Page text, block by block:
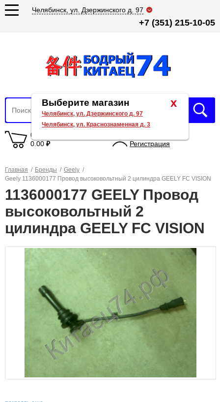
Челябинск, ул. Дзержинского д. 97
+7 (351) 215-10-05
0 товаров
0.00 ₽
Регистрация
Главная / Бренды / Geely /
Geely 1136000177 Провод высоковольтный 2 цилиндра GEELY FC VISION
1136000177 GEELY Провод
высоковольтный 2
цилиндра GEELY FC VISION
x
Выберите магазин
Челябинск, ул. Дзержинского д. 97
Челябинск, ул. Краснознаменная д. 3